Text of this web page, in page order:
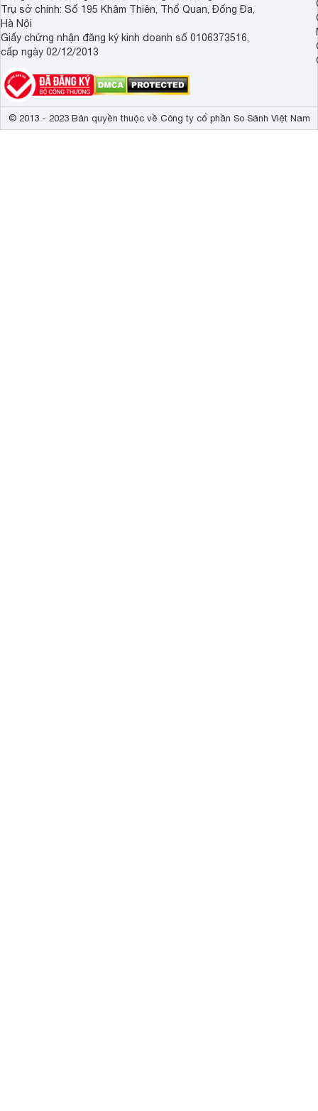
Trụ sở chính: Số 195 Khâm Thiên, Thổ Quan, Đống Đa,
Hà Nội
Giấy chứng nhận đăng ký kinh doanh số 0106373516,
cấp ngày 02/12/2013
© 2013 - 2023 Bản quyền thuộc về Công ty cổ phần So Sánh Việt Nam